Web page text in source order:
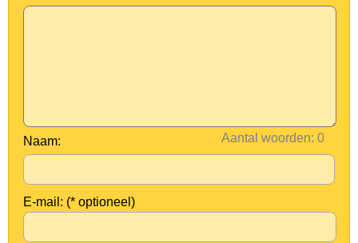
Aantal woorden:
Naam:
E-mail: (* optioneel)